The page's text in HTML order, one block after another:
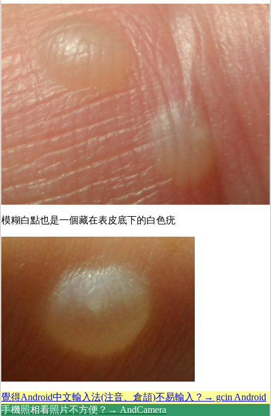
模糊白點也是一個藏在表皮底下的白色疣
覺得Android中文輸入法(注音、倉頡)不易輸入？→ gcin Android
手機照相看照片不方便？→ AndCamera